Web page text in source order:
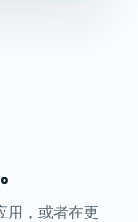
用，或者在更